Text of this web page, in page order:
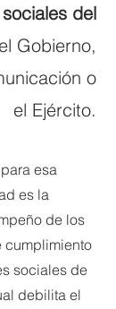
del
Gobierno,
o
el Ejército.
esa
es la
de los
cumplimiento
sociales de
debilita el